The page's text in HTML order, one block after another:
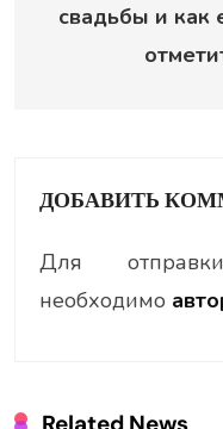
свадьбы и как
ДОБАВИТЬ
Для
необходимо